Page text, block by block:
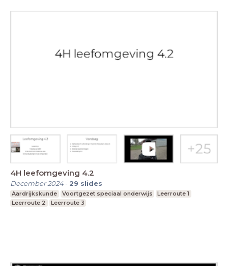
4H leefomgeving 4.2
December 2024- 29 slides
Aardrijkskunde Voortgezet speciaal onderwijs
Leerroute 1
Leerroute 2
Leerroute 3